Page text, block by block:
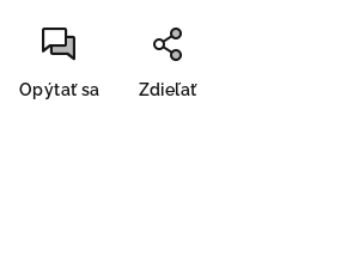
Opýtať sa Zdieľať